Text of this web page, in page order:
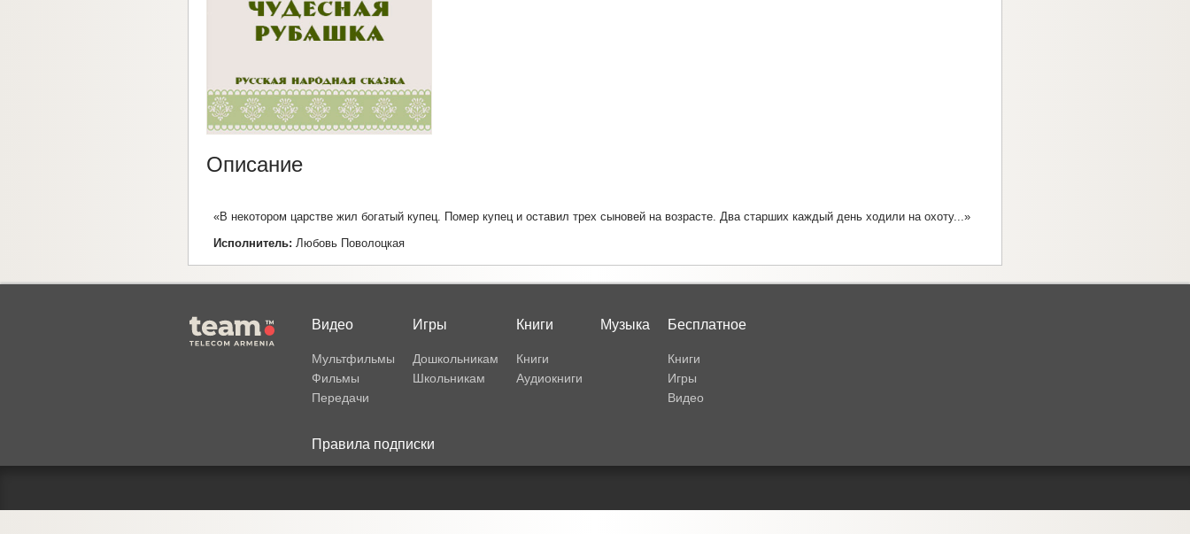
Описание
«В некотором царстве жил богатый купец. Помер купец и оставил трех сыновей на возрасте. Два старших каждый день ходили на охоту...»
Исполнитель: Любовь Поволоцкая
Видео
Мультфильмы
Фильмы
Передачи
Игры
Дошкольникам
Школьникам
Книги
Книги
Аудиокниги
Музыка Бесплатное
Книги
Игры
Видео
Правила подписки